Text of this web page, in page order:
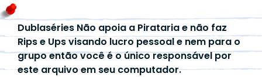
Dublaséries Não apoia a Pirataria e não faz
Rips e Ups visando lucro pessoal e nem para o
grupo então você é o único responsável por
este arquivo em seu computador.